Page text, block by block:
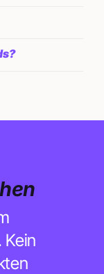
Kein